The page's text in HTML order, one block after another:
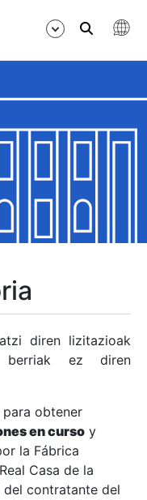
diren lizitazioak
ez diren
obtener
en curso y
la Fábrica
Casa de la
contratante del